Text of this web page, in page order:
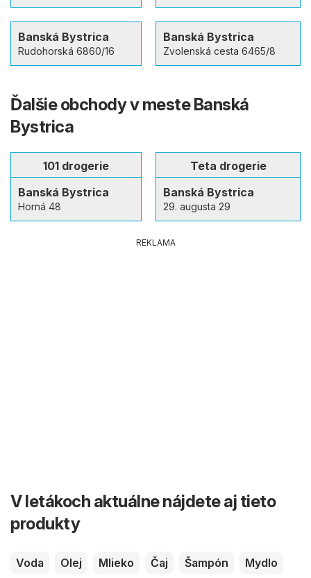
Banská Bystrica
Rudohorská 6860/16
Banská Bystrica
Zvolenská cesta 6465/8
Ďalšie obchody v meste Banská
Bystrica
101 drogerie
Banská Bystrica
Horná 48
Teta drogerie
Banská Bystrica
29. augusta 29
REKLAMA
V letákoch aktuálne nájdete aj tieto
produkty
Voda Olej Mlieko Čaj Šampón
Mydlo